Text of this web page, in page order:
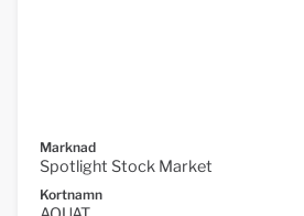
Marknad
Spotlight Stock Market
Kortnamn